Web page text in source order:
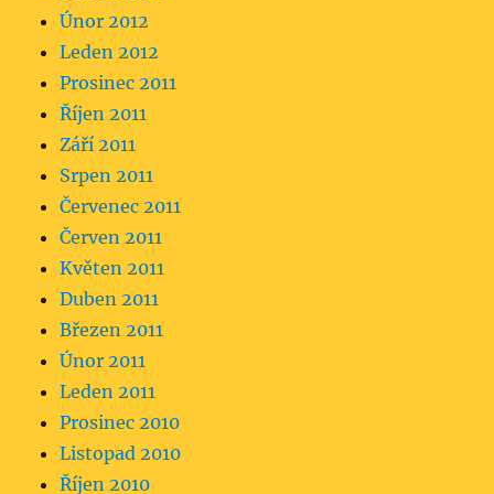
Únor 2012
Leden 2012
Prosinec 2011
Říjen 2011
Září 2011
Srpen 2011
Červenec 2011
Červen 2011
Květen 2011
Duben 2011
Březen 2011
Únor 2011
Leden 2011
Prosinec 2010
Listopad 2010
Říjen 2010